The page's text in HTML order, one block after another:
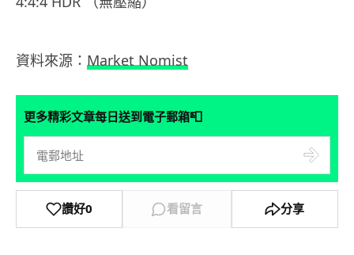
資料來源： Market Nomist
更多精彩文章每日送到電子郵箱📮
讚好0 看留言 分享